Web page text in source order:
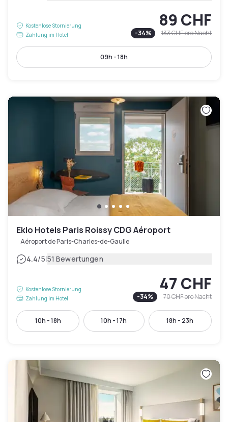
Kostenlose Stornierung
Zahlung im Hotel
89 CHF
-34% 133 CHFpro Nacht
09h - 18h
Eklo Hotels Paris Roissy CDG Aéroport
Aéroport de Paris-Charles-de-Gaulle
4.4/5|51 Bewertungen
Kostenlose Stornierung
Zahlung im Hotel
47 CHF
-34% 70 CHFpro Nacht
10h - 18h 10h - 17h 18h - 23h